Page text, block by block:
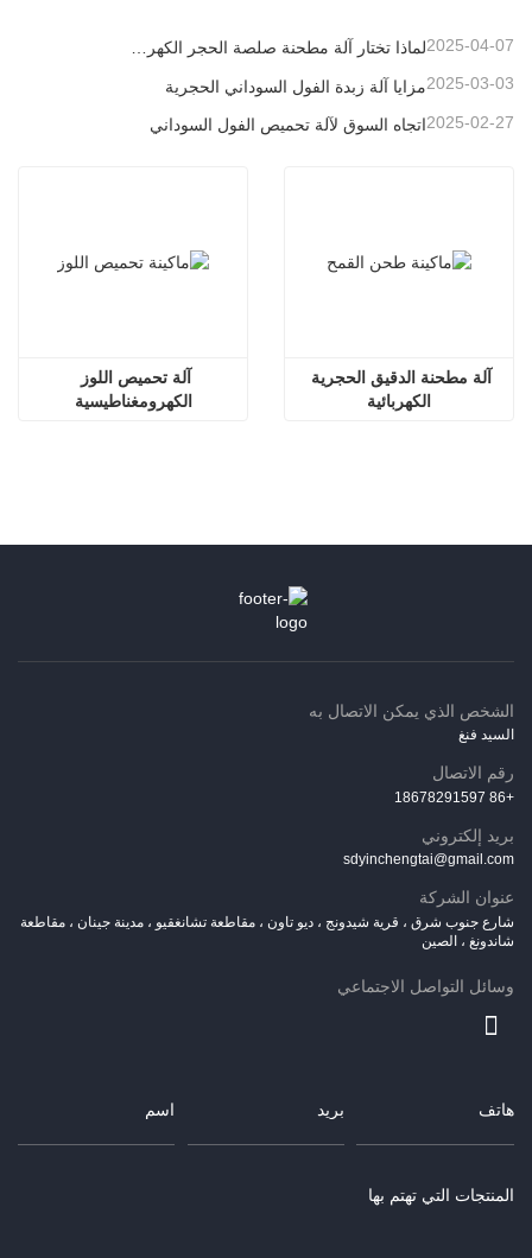
لماذا تختار آلة مطحنة صلصة الحجر الكهربائي 2025-04-07
مزايا آلة زبدة الفول السوداني الحجرية2025-03-03
اتجاه السوق لآلة تحميص الفول السوداني2025-02-27
الكهرومغناطيسية
الكهربائية
الشخص الذي يمكن الاتصال به
السيد فنغ
رقم الاتصال
+86 18678291597
بريد إلكتروني
sdyinchengtai@gmail.com
عنوان الشركة
شارع جنوب شرق ، قرية شيدونج ، ديو تاون ، مقاطعة تشانغقيو ، مدينة جينان ، مقاطعة
شاندونغ ، الصين
وسائل التواصل الاجتماعي